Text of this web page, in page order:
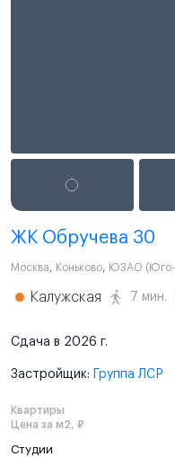
ЖК Обручева 30
Москва, Коньково, ЮЗАО (Юго-
Калужская 7 мин.
Сдача в 2026 г.
Застройщик: Группа ЛСР
Квартиры
Цена за м2, ₽
Студии